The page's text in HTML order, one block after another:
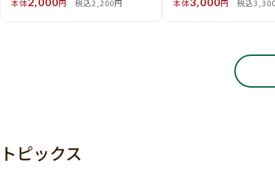
本体 円 税込2,200円 本体 円 税込
トピックス